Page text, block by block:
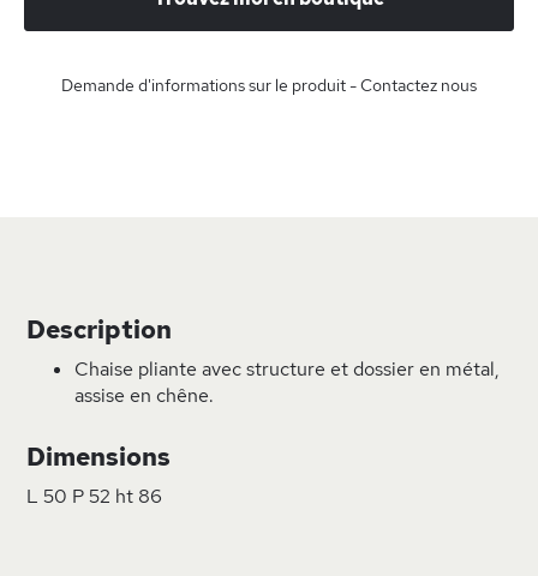
Demande d'informations sur le produit - Contactez nous
Description
Chaise pliante avec structure et dossier en métal,
assise en chêne.
Dimensions
L 50 P 52 ht 86